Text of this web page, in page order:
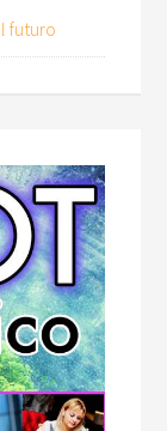
futuro